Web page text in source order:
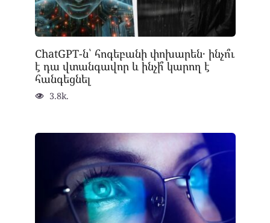
ChatGPT-ն՝ հոգեբանի փոխարեն․ ինչո՞ւ
է դա վտանգավոր և ինչի՞ կարող է
հանգեցնել
3.8k.